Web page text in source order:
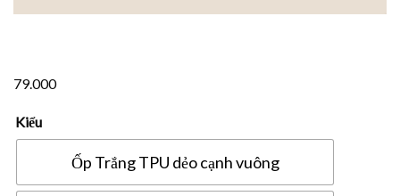
79.000
Kiểu
Ốp Trắng TPU dẻo cạnh vuông